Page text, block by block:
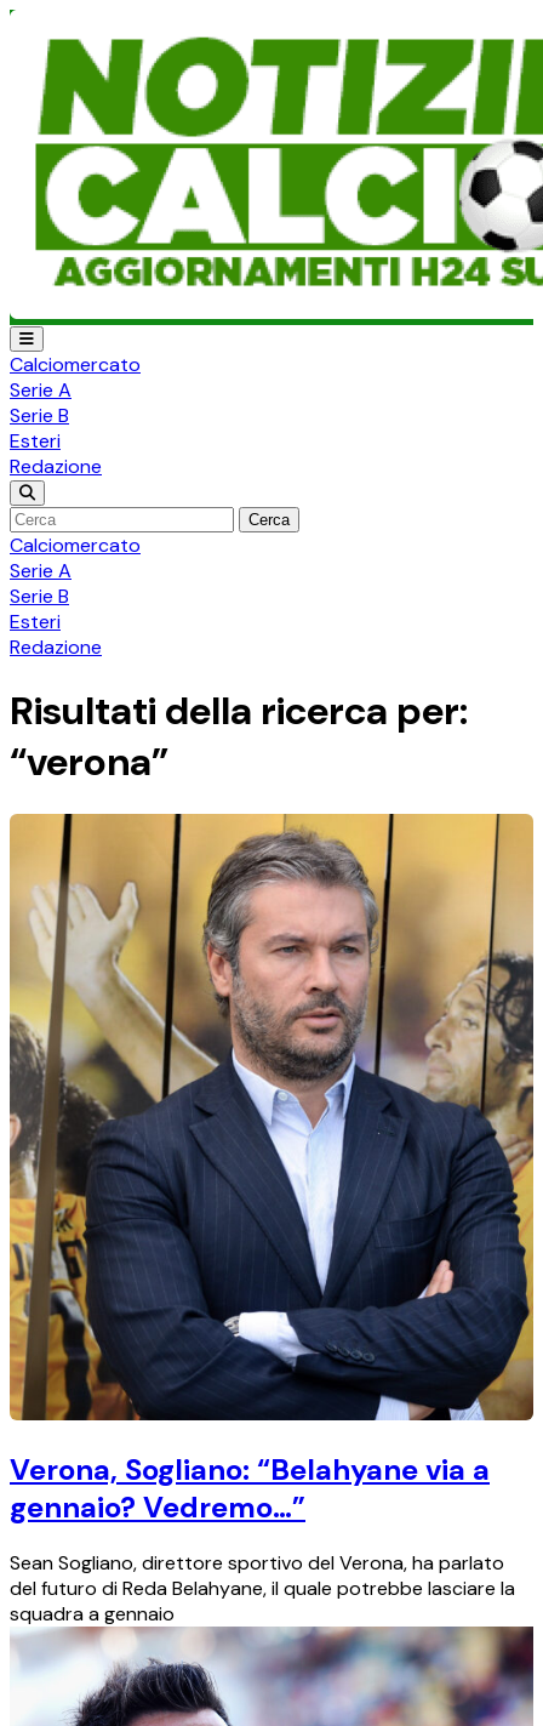
Calciomercato
Serie A
Serie B
Esteri
Redazione
Cerca
Calciomercato
Serie A
Serie B
Esteri
Redazione
Risultati della ricerca per:
“verona”
Verona, Sogliano: “Belahyane via a
gennaio? Vedremo…”
Sean Sogliano, direttore sportivo del Verona, ha parlato
del futuro di Reda Belahyane, il quale potrebbe lasciare la
squadra a gennaio